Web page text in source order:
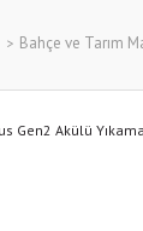
Bahçe ve Tarım